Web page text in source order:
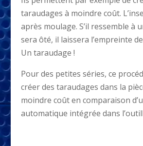
taraudages à moindre coût.
après moulage. S’il ressemble à
sera ôté, il laissera l’empreinte
Un taraudage !
Pour des petites séries, ce
créer des taraudages dans la
moindre coût en comparaison
automatique intégrée dans